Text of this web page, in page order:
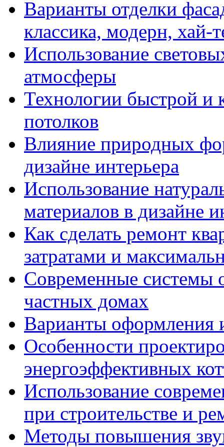
Варианты отделки
классика, модерн, хай-
Использование
атмосферы
Технологии быстрой и
потолков
Влияние природных
дизайне интерьера
Использование
материалов в дизайне
Как сделать ремонт
затратами и
Современные системы
частных домах
Варианты оформления
Особенности
энергоэффективных
Использование
при строительстве и
Методы повышения